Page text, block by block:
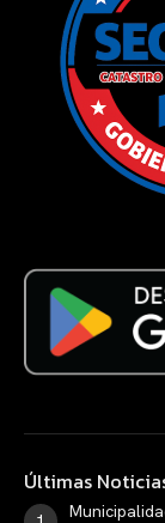
Últimas